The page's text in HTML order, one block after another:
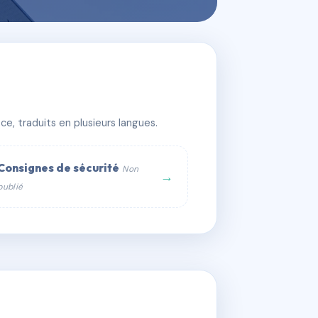
traduits en plusieurs langues.
de sécurité Non
→